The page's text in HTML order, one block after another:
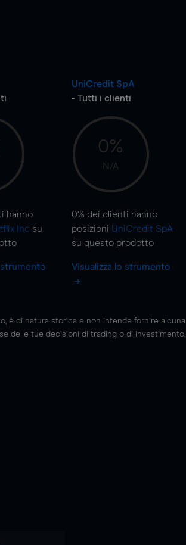
hanno
Inc su
strumento
UniCredit SpA
- Tutti i clienti
0%
N/A
0% dei clienti hanno
posizioni UniCredit SpA
su questo prodotto
Visualizza lo strumento
è di natura storica e non intende fornire alcuna
delle tue decisioni di trading o di investimento.